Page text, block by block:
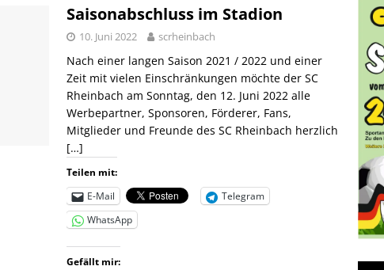
Saisonabschluss im Stadion
10. Juni 2022 scrheinbach
Nach einer langen Saison 2021 / 2022 und einer
Zeit mit vielen Einschränkungen möchte der SC
Rheinbach am Sonntag, den 12. Juni 2022 alle
Werbepartner, Sponsoren, Förderer, Fans,
Mitglieder und Freunde des SC Rheinbach herzlich
[…]
Teilen mit:
E-Mail
Telegram
WhatsApp
Gefällt mir: